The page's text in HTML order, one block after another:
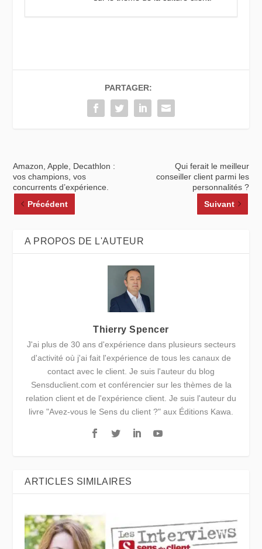
PARTAGER:
Amazon, Apple, Decathlon :
vos champions, vos
concurrents d’expérience.
Précédent
Qui ferait le meilleur
conseiller client parmi les
personnalités ?
Suivant
A PROPOS DE L'AUTEUR
Thierry Spencer
J'ai plus de 30 ans d'expérience dans plusieurs secteurs
d'activité où j'ai fait l'expérience de tous les canaux de
contact avec le client. Je suis l'auteur du blog
Sensduclient.com et conférencier sur les thèmes de la
relation client et de l'expérience client. Je suis l'auteur du
livre "Avez-vous le Sens du client ?" aux Éditions Kawa.
ARTICLES SIMILAIRES